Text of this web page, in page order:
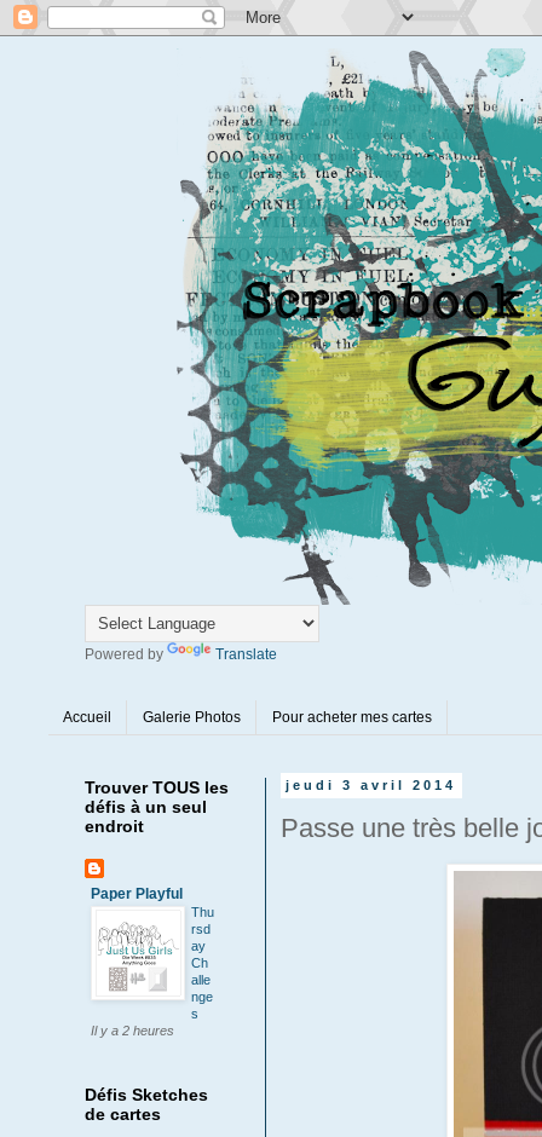
Powered by Translate
Accueil Galerie Photos Pour acheter mes cartes
jeudi 3 avril 2014
Passe une très belle
Trouver TOUS les
défis à un seul
endroit
Paper Playful
Thu
rsd
ay
Ch
alle
nge
s
Il y a 2 heures
Défis Sketches
de cartes